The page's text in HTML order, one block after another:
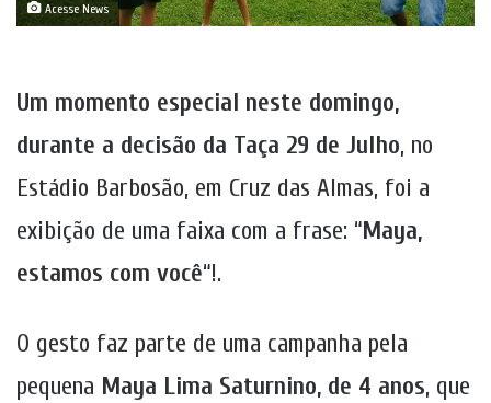
Acesse News
Um momento especial neste domingo,
durante a decisão da Taça 29 de Julho, no
Estádio Barbosão, em Cruz das Almas, foi a
exibição de uma faixa com a frase: “Maya,
estamos com você“!.
O gesto faz parte de uma campanha pela
pequena Maya Lima Saturnino, de 4 anos, que